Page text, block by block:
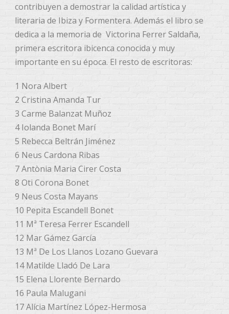
contribuyen a demostrar la calidad artística y
literaria de Ibiza y Formentera. Además el libro se
dedica a la memoria de Victorina Ferrer Saldaña,
primera escritora ibicenca conocida y muy
importante en su época. El resto de escritoras:
1 Nora Albert
2 Cristina Amanda Tur
3 Carme Balanzat Muñoz
4 Iolanda Bonet Marí
5 Rebecca Beltrán Jiménez
6 Neus Cardona Ribas
7 Antònia Maria Cirer Costa
8 Oti Corona Bonet
9 Neus Costa Mayans
10 Pepita Escandell Bonet
11 Mª Teresa Ferrer Escandell
12 Mar Gámez García
13 Mª De Los Llanos Lozano Guevara
14 Matilde Lladó De Lara
15 Elena Llorente Bernardo
16 Paula Malugani
17 Alícia Martínez López-Hermosa